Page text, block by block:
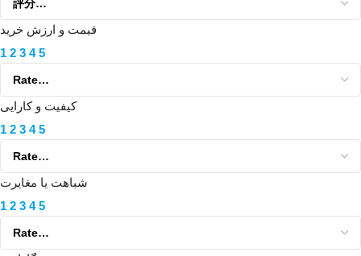
قیمت و ارزش خرید
1 2 3 4 5
کیفیت و کارایی
1 2 3 4 5
شباهت یا مغایرت
1 2 3 4 5